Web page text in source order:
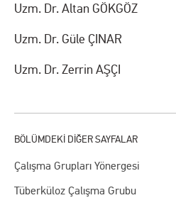
Çalışma Grupları Yönergesi
Tüberküloz Çalışma Grubu
Uzm. Dr. Altan GÖKGÖZ
Uzm. Dr. Güle ÇINAR
Uzm. Dr. Zerrin AŞÇI